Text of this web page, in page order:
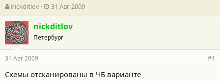
А
в
т
о
р
т
е
м
ы
nickditlov
Д
а
т
а
н
а
а
л
31 Авг 2009
nickditlov
Петербург
31 Авг 2009 #1
Схемы отсканированы в ЧБ варианте